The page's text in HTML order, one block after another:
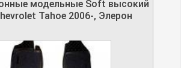
модельные Soft высокий
Tahoe 2006-, Элерон